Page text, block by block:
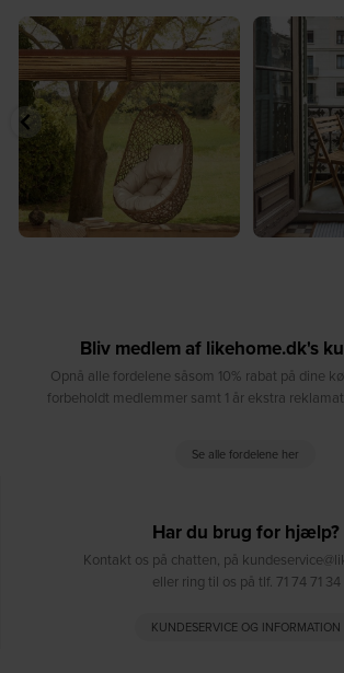
☀️ Find dit yndlingssted denne
sommer⁠
8 0
🤍 Rå
Bliv medlem af likehome.dk's
Opnå alle fordelene såsom 10% rabat på dine
forbeholdt medlemmer samt 1 år ekstra
Se alle fordelene her
Har du brug for hjælp?
Kontakt os på chatten, på
eller ring til os på tlf. 71 74 71 34
KUNDESERVICE OG INFORMATION